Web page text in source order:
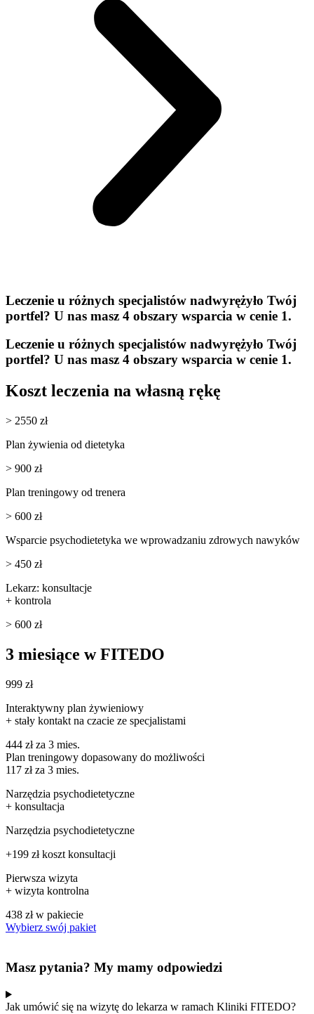
Leczenie u różnych specjalistów nadwyrężyło Twój
portfel? U nas masz 4 obszary wsparcia w cenie 1.
Leczenie u różnych specjalistów nadwyrężyło Twój
portfel? U nas masz 4 obszary wsparcia w cenie 1.
Koszt leczenia na własną rękę
> 2550 zł
Plan żywienia od dietetyka
> 900 zł
Plan treningowy od trenera
> 600 zł
Wsparcie psychodietetyka we wprowadzaniu zdrowych nawyków
> 450 zł
Lekarz: konsultacje
+ kontrola
> 600 zł
3 miesiące w FITEDO
999 zł
Interaktywny plan żywieniowy
+ stały kontakt na czacie ze specjalistami
444 złza 3 mies.
Plan treningowy dopasowany do możliwości
117 złza 3 mies.
Narzędzia psychodietetyczne
+ konsultacja
Narzędzia psychodietetyczne
+199 zł koszt konsultacji
Pierwsza wizyta
+ wizyta kontrolna
438 złw pakiecie
Wybierz swój pakiet
Masz pytania? My mamy odpowiedzi
Jak umówić się na wizytę do lekarza w ramach Kliniki FITEDO?